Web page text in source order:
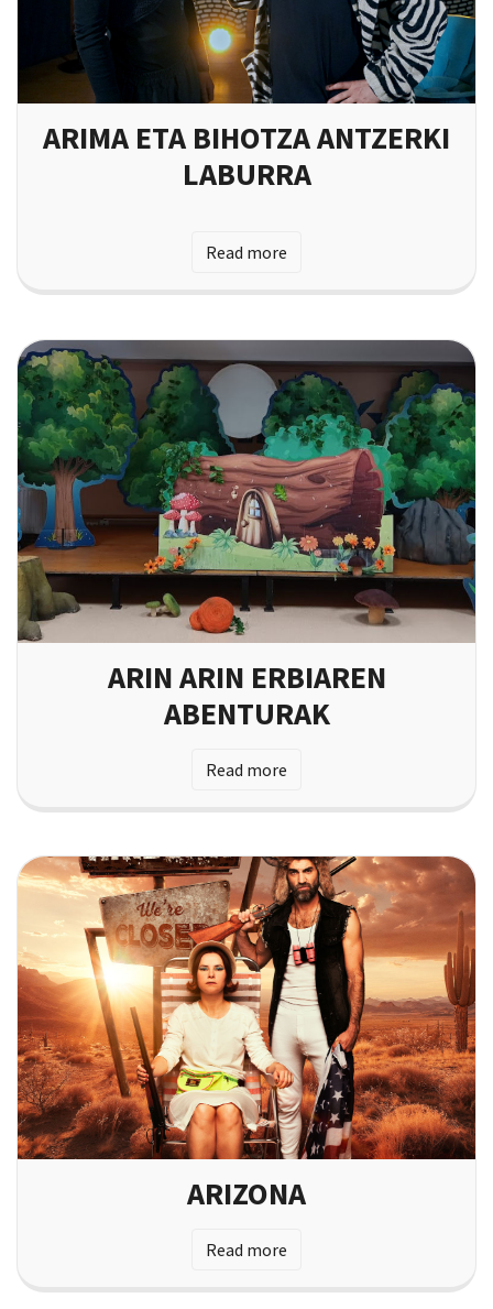
ARIN ARIN ERBIAREN
ABENTURAK
Read more
ARIZONA
Read more
ARIMA ETA BIHOTZA ANTZERKI
LABURRA
Read more